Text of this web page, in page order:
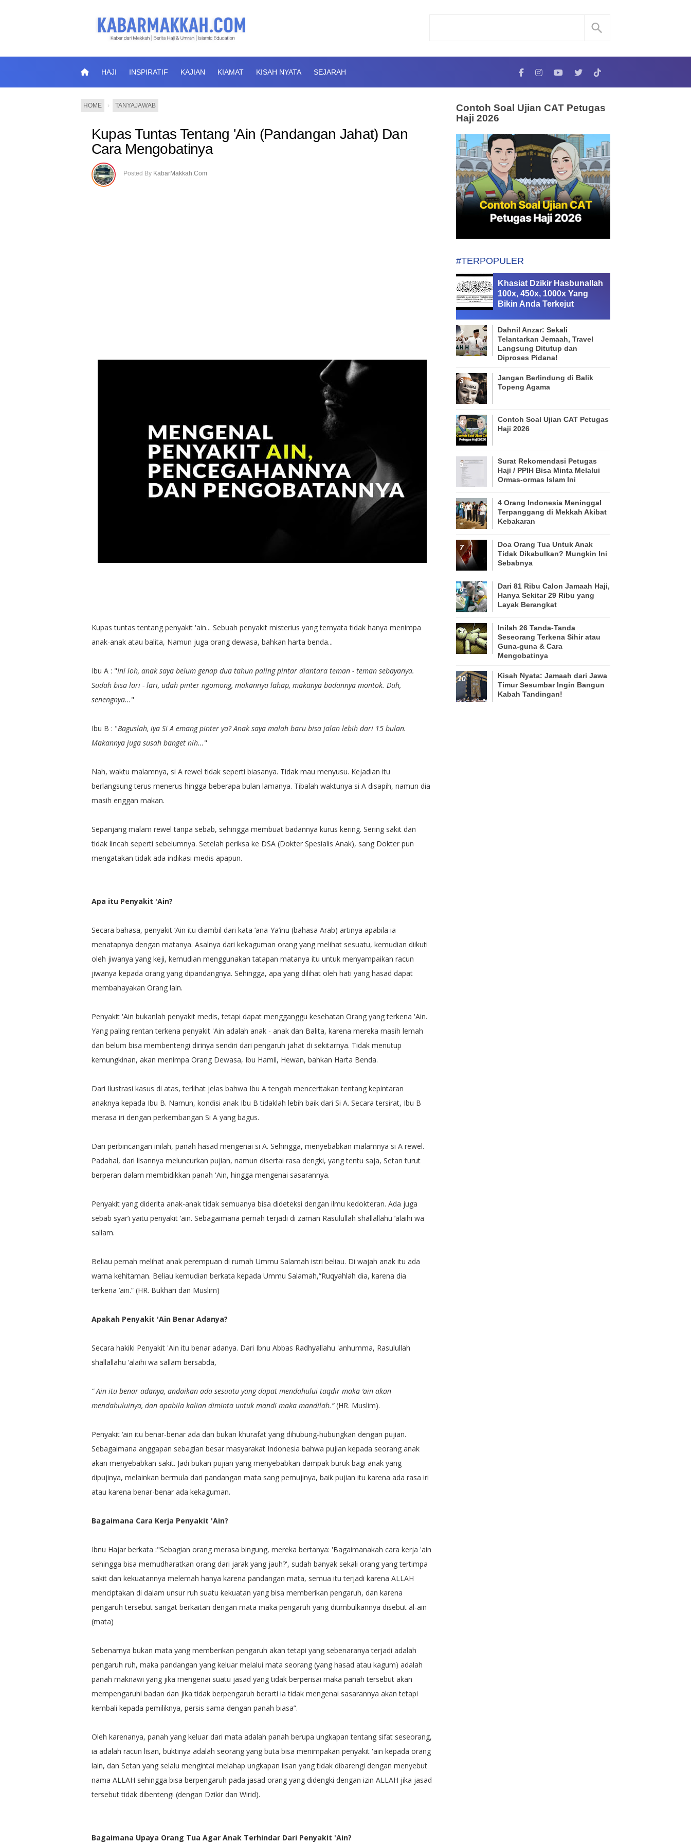
HAJI INSPIRATIF KAJIAN KIAMAT KISAH NYATA SEJARAH
HOME › TANYAJAWAB
Kupas Tuntas Tentang 'Ain (Pandangan Jahat) Dan
Cara Mengobatinya
Posted By KabarMakkah.Com
Kupas tuntas tentang penyakit 'ain... Sebuah penyakit misterius yang ternyata tidak hanya menimpa
anak-anak atau balita, Namun juga orang dewasa, bahkan harta benda...
Ibu A : "Ini loh, anak saya belum genap dua tahun paling pintar diantara teman - teman sebayanya.
Sudah bisa lari - lari, udah pinter ngomong, makannya lahap, makanya badannya montok. Duh,
senengnya..."
Ibu B : "Baguslah, iya Si A emang pinter ya? Anak saya malah baru bisa jalan lebih dari 15 bulan.
Makannya juga susah banget nih..."
Nah, waktu malamnya, si A rewel tidak seperti biasanya. Tidak mau menyusu. Kejadian itu
berlangsung terus menerus hingga beberapa bulan lamanya. Tibalah waktunya si A disapih, namun dia
masih enggan makan.
Sepanjang malam rewel tanpa sebab, sehingga membuat badannya kurus kering. Sering sakit dan
tidak lincah seperti sebelumnya. Setelah periksa ke DSA (Dokter Spesialis Anak), sang Dokter pun
mengatakan tidak ada indikasi medis apapun.
Apa itu Penyakit 'Ain?
Secara bahasa, penyakit ‘Ain itu diambil dari kata ‘ana-Ya’inu (bahasa Arab) artinya apabila ia
menatapnya dengan matanya. Asalnya dari kekaguman orang yang melihat sesuatu, kemudian diikuti
oleh jiwanya yang keji, kemudian menggunakan tatapan matanya itu untuk menyampaikan racun
jiwanya kepada orang yang dipandangnya. Sehingga, apa yang dilihat oleh hati yang hasad dapat
membahayakan Orang lain.
Penyakit 'Ain bukanlah penyakit medis, tetapi dapat mengganggu kesehatan Orang yang terkena 'Ain.
Yang paling rentan terkena penyakit 'Ain adalah anak - anak dan Balita, karena mereka masih lemah
dan belum bisa membentengi dirinya sendiri dari pengaruh jahat di sekitarnya. Tidak menutup
kemungkinan, akan menimpa Orang Dewasa, Ibu Hamil, Hewan, bahkan Harta Benda.
Dari Ilustrasi kasus di atas, terlihat jelas bahwa Ibu A tengah menceritakan tentang kepintaran
anaknya kepada Ibu B. Namun, kondisi anak Ibu B tidaklah lebih baik dari Si A. Secara tersirat, Ibu B
merasa iri dengan perkembangan Si A yang bagus.
Dari perbincangan inilah, panah hasad mengenai si A. Sehingga, menyebabkan malamnya si A rewel.
Padahal, dari lisannya meluncurkan pujian, namun disertai rasa dengki, yang tentu saja, Setan turut
berperan dalam membidikkan panah 'Ain, hingga mengenai sasarannya.
Penyakit yang diderita anak-anak tidak semuanya bisa dideteksi dengan ilmu kedokteran. Ada juga
sebab syar’i yaitu penyakit ‘ain. Sebagaimana pernah terjadi di zaman Rasulullah shallallahu ‘alaihi wa
sallam.
Beliau pernah melihat anak perempuan di rumah Ummu Salamah istri beliau. Di wajah anak itu ada
warna kehitaman. Beliau kemudian berkata kepada Ummu Salamah,“Ruqyahlah dia, karena dia
terkena ‘ain.” (HR. Bukhari dan Muslim)
Apakah Penyakit 'Ain Benar Adanya?
Secara hakiki Penyakit 'Ain itu benar adanya. Dari Ibnu Abbas Radhyallahu 'anhumma, Rasulullah
shallallahu ‘alaihi wa sallam bersabda,
“ Ain itu benar adanya, andaikan ada sesuatu yang dapat mendahului taqdir maka ‘ain akan
mendahuluinya, dan apabila kalian diminta untuk mandi maka mandilah.”(HR. Muslim).
Penyakit ‘ain itu benar-benar ada dan bukan khurafat yang dihubung-hubungkan dengan pujian.
Sebagaimana anggapan sebagian besar masyarakat Indonesia bahwa pujian kepada seorang anak
akan menyebabkan sakit. Jadi bukan pujian yang menyebabkan dampak buruk bagi anak yang
dipujinya, melainkan bermula dari pandangan mata sang pemujinya, baik pujian itu karena ada rasa iri
atau karena benar-benar ada kekaguman.
Bagaimana Cara Kerja Penyakit 'Ain?
Ibnu Hajar berkata :"Sebagian orang merasa bingung, mereka bertanya: 'Bagaimanakah cara kerja 'ain
sehingga bisa memudharatkan orang dari jarak yang jauh?', sudah banyak sekali orang yang tertimpa
sakit dan kekuatannya melemah hanya karena pandangan mata, semua itu terjadi karena ALLAH
menciptakan di dalam unsur ruh suatu kekuatan yang bisa memberikan pengaruh, dan karena
pengaruh tersebut sangat berkaitan dengan mata maka pengaruh yang ditimbulkannya disebut al-ain
(mata)
Sebenarnya bukan mata yang memberikan pengaruh akan tetapi yang sebenaranya terjadi adalah
pengaruh ruh, maka pandangan yang keluar melalui mata seorang (yang hasad atau kagum) adalah
panah maknawi yang jika mengenai suatu jasad yang tidak berperisai maka panah tersebut akan
mempengaruhi badan dan jika tidak berpengaruh berarti ia tidak mengenai sasarannya akan tetapi
kembali kepada pemiliknya, persis sama dengan panah biasa”.
Oleh karenanya, panah yang keluar dari mata adalah panah berupa ungkapan tentang sifat seseorang,
ia adalah racun lisan, buktinya adalah seorang yang buta bisa menimpakan penyakit 'ain kepada orang
lain, dan Setan yang selalu mengintai melahap ungkapan lisan yang tidak dibarengi dengan menyebut
nama ALLAH sehingga bisa berpengaruh pada jasad orang yang didengki dengan izin ALLAH jika jasad
tersebut tidak dibentengi (dengan Dzikir dan Wirid).
Bagaimana Upaya Orang Tua Agar Anak Terhindar Dari Penyakit 'Ain?
Contoh Soal Ujian CAT Petugas
Haji 2026
#TERPOPULER
Khasiat Dzikir Hasbunallah
100x, 450x, 1000x Yang
Bikin Anda Terkejut
Dahnil Anzar: Sekali
Telantarkan Jemaah, Travel
Langsung Ditutup dan
Diproses Pidana!
Jangan Berlindung di Balik
Topeng Agama
Contoh Soal Ujian CAT Petugas
Haji 2026
Surat Rekomendasi Petugas
Haji / PPIH Bisa Minta Melalui
Ormas-ormas Islam Ini
4 Orang Indonesia Meninggal
Terpanggang di Mekkah Akibat
Kebakaran
Doa Orang Tua Untuk Anak
Tidak Dikabulkan? Mungkin Ini
Sebabnya
Dari 81 Ribu Calon Jamaah Haji,
Hanya Sekitar 29 Ribu yang
Layak Berangkat
Inilah 26 Tanda-Tanda
Seseorang Terkena Sihir atau
Guna-guna & Cara
Mengobatinya
Kisah Nyata: Jamaah dari Jawa
Timur Sesumbar Ingin Bangun
Kabah Tandingan!